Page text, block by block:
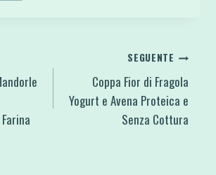
SEGUENTE
Coppa Fior di Fragola
Yogurt e Avena Proteica e
Senza Cottura